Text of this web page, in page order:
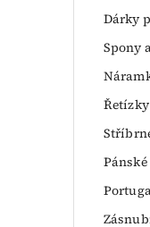
Dárky
Spony
Řetízky